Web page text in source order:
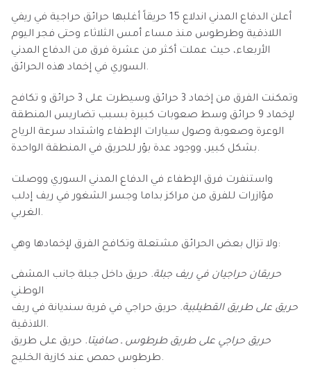
أعلن الدفاع المدني اندلاع 15 حريقاً أغلبها حرائق حراجية في ريفي
اللاذقية وطرطوس منذ مساء أمس الثلاثاء وحتى فجر اليوم
الأربعاء، حيث عملت أكثر من عشرة فرق من الدفاع المدني
السوري في إخماد هذه الحرائق.
وتمكنت الفرق من إخماد 3 حرائق وسيطرت على 3 حرائق و تكافح
لإخماد 9 حرائق وسط صعوبات كبيرة بسبب تضاريس المنطقة
الوعرة وصعوبة وصول سيارات الإطفاء واشتداد سرعة الرياح
بشكل كبير، ووجود عدة بؤر للحريق في المنطقة الواحدة.
واستنفرت فرق الإطفاء في الدفاع المدني السوري ووصلت
مؤازرات للفرق من مراكز بداما وجسر الشغور في ريف إدلب
الغربي.
ولا تزال بعض الحرائق مشتعلة وتكافح الفرق لإخمادها وهي:
حريقان حراجيان في ريف جبلة. حريق داخل جبلة جانب المشفى
الوطني
حريق على طريق القطيلبية. حريق حراجي في قرية سنديانة في ريف
اللاذقية.
حريق حراجي على طريق طرطوس ـ صافيتا. حريق على طريق
طرطوس حمص عند كازية الخليج.